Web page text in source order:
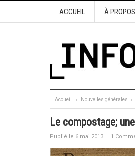
ACCUEIL À PROPOS
Accueil Nouvelles générales
Le compostage;
Publié le 6 mai 2013 | 1